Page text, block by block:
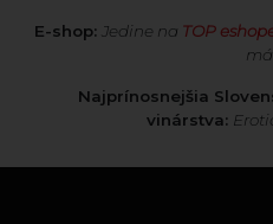
E-shop: Jedine na TOP
Najprínosnejšia
vinárstva: